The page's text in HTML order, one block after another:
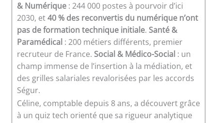
& Numérique: 244 000 postes à pourvoir d’ici
2030, et40 % des reconvertis du numérique n’ont
pas de formation technique initiale. Santé &
Paramédical : 200 métiers différents, premier
recruteur de France. Social & Médico-Social : un
champ immense de l’insertion à la médiation, et
des grilles salariales revalorisées par les accords
Ségur.
Céline, comptable depuis 8 ans, a découvert grâce
à un quiz tech orienté que sa rigueur analytique